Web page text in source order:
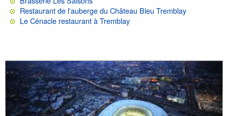
Restaurant de l'auberge du Château Bleu Tremblay
Le Cénacle restaurant à Tremblay